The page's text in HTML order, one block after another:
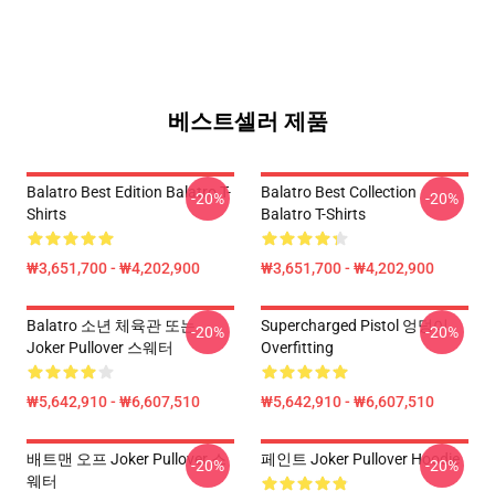
베스트셀러 제품
Balatro Best Edition Balatro T-
Shirts
₩3,651,700 - ₩4,202,900
-20%
Balatro Best Collection
Balatro T-Shirts
₩3,651,700 - ₩4,202,900
-20%
Balatro 소년 체육관 또는
Joker Pullover 스웨터
₩5,642,910 - ₩6,607,510
-20%
Supercharged Pistol 엉덩이
Overfitting
₩5,642,910 - ₩6,607,510
-20%
배트맨 오프 Joker Pullover 스
웨터
-20% 페인트 Joker Pullover Hoodie
-20%